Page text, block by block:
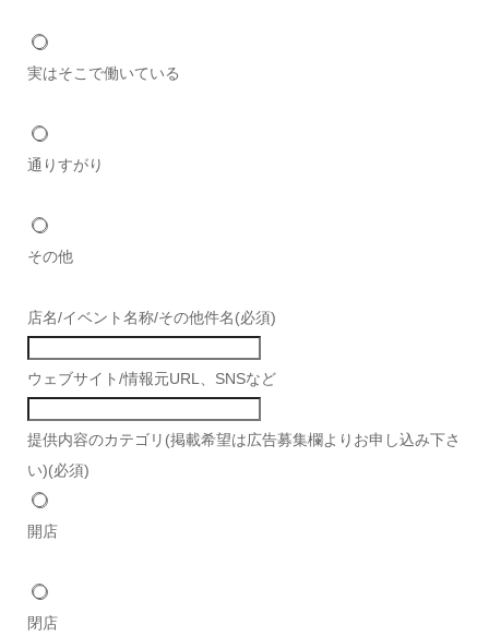
実はそこで働いている
通りすがり
その他
店名/イベント名称/その他件名(必須)
ウェブサイト/情報元URL、SNSなど
提供内容のカテゴリ(掲載希望は広告募集欄よりお申し込み下さ
い)(必須)
開店
閉店